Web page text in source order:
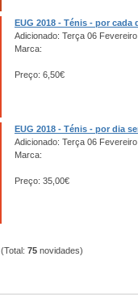
EUG 2018 - Ténis - por
Adicionado: Terça 06
Marca:
Preço: 6,50€
EUG 2018 - Ténis - por dia
Adicionado: Terça 06
Marca:
Preço: 35,00€
(Total: 75 novidades)